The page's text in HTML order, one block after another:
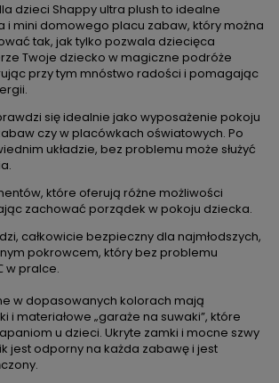
dzieci Shappy ultra plush to idealne
i mini domowego placu zabaw, który można
tak, jak tylko pozwala dziecięca
Twoje dziecko w magiczne podróże
przy tym mnóstwo radości i pomagając
się idealnie jako wyposażenie pokoju
czy w placówkach oświatowych. Po
układzie, bez problemu może służyć
które oferują różne możliwości
zachować porządek w pokoju dziecka.
całkowicie bezpieczny dla najmłodszych,
pokrowcem, który bez problemu
w pralce.
w dopasowanych kolorach mają
i materiałowe „garaże na suwaki”, które
u dzieci. Ukryte zamki i mocne szwy
jest odporny na każda zabawę i jest